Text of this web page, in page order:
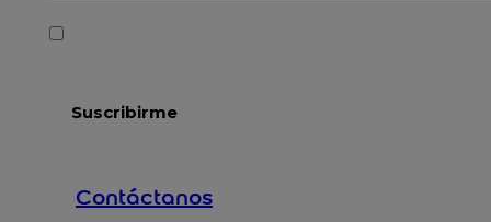
Contáctanos